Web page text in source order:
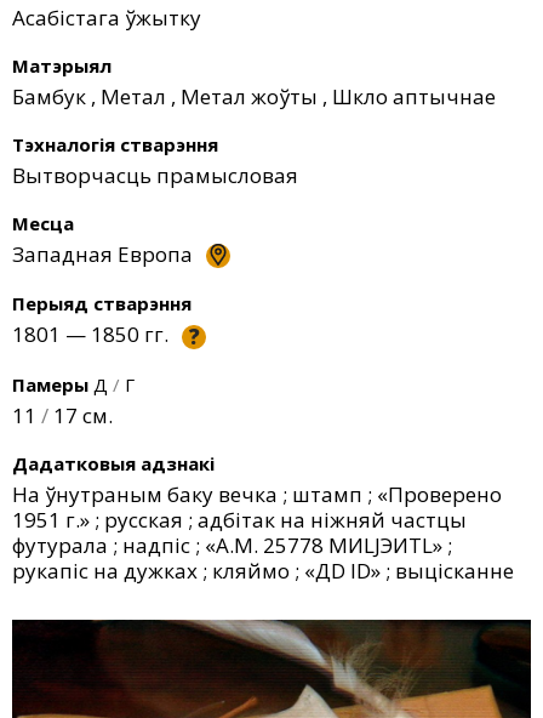
Асабістага ўжытку
Матэрыял
Бамбук , Метал , Метал жоўты , Шкло аптычнае
Тэхналогія стварэння
Вытворчасць прамысловая
Месца
Западная Европа
Перыяд стварэння
1801 — 1850 гг. ?
Памеры Д / Г
11 / 17 см.
Дадатковыя адзнакі
На ўнутраным баку вечка ; штамп ; «Проверено
1951 г.» ; русская ; адбітак на ніжняй частцы
футурала ; надпіс ; «А.М. 25778 МИLJЭИТL» ;
рукапіс на дужках ; кляймо ; «ДD ID» ; выцісканне